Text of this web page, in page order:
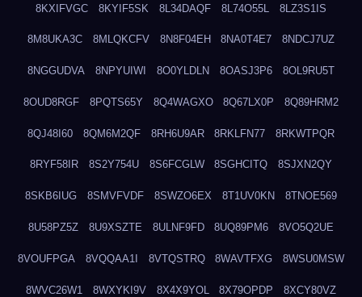
8KXIFVGC 8KYIF5SK 8L34DAQF 8L74O55L 8LZ3S1IS
8M8UKA3C 8MLQKCFV 8N8F04EH 8NA0T4E7 8NDCJ7UZ
8NGGUDVA 8NPYUIWI 8O0YLDLN 8OASJ3P6 8OL9RU5T
8OUD8RGF 8PQTS65Y 8Q4WAGXO 8Q67LX0P 8Q89HRM2
8QJ48I60 8QM6M2QF 8RH6U9AR 8RKLFN77 8RKWTPQR
8RYF58IR 8S2Y754U 8S6FCGLW 8SGHCITQ 8SJXN2QY
8SKB6IUG 8SMVFVDF 8SWZO6EX 8T1UV0KN 8TNOE569
8U58PZ5Z 8U9XSZTE 8ULNF9FD 8UQ89PM6 8VO5Q2UE
8VOUFPGA 8VQQAA1I 8VTQSTRQ 8WAVTFXG 8WSU0MSW
8WVC26W1 8WXYKI9V 8X4X9YOL 8X79OPDP 8XCY80VZ